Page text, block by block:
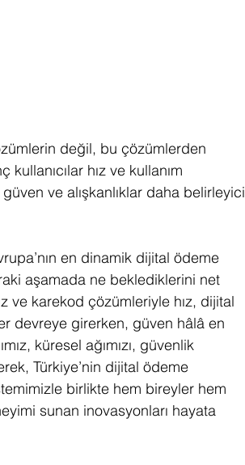
değil, bu çözümlerden
hız ve kullanım
ve alışkanlıklar daha belirleyici
en dinamik dijital ödeme
aşamada ne beklediklerini net
ve karekod çözümleriyle hız, dijital
devreye girerken, güven hâlâ en
küresel ağımızı, güvenlik
Türkiye’nin dijital ödeme
birlikte hem bireyler hem
sunan inovasyonları hayata